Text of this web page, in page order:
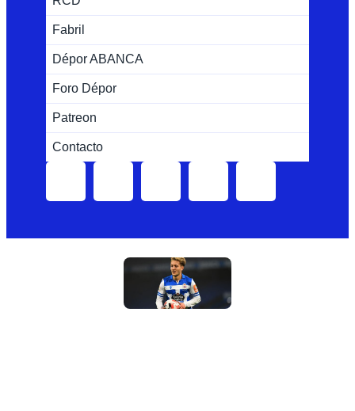
Fabril
Dépor ABANCA
Foro Dépor
Patreon
Contacto